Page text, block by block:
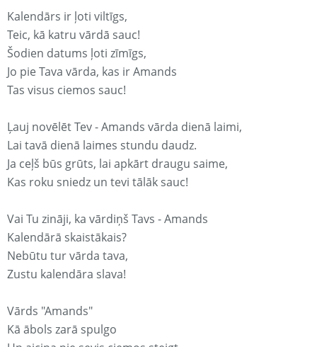
Kalendārs ir ļoti viltīgs,
Teic, kā katru vārdā sauc!
Šodien datums ļoti zīmīgs,
Jo pie Tava vārda, kas ir Amands
Tas visus ciemos sauc!
Ļauj novēlēt Tev - Amands vārda dienā laimi,
Lai tavā dienā laimes stundu daudz.
Ja ceļš būs grūts, lai apkārt draugu saime,
Kas roku sniedz un tevi tālāk sauc!
Vai Tu zināji, ka vārdiņš Tavs - Amands
Kalendārā skaistākais?
Nebūtu tur vārda tava,
Zustu kalendāra slava!
Vārds "Amands"
Kā ābols zarā spulgo